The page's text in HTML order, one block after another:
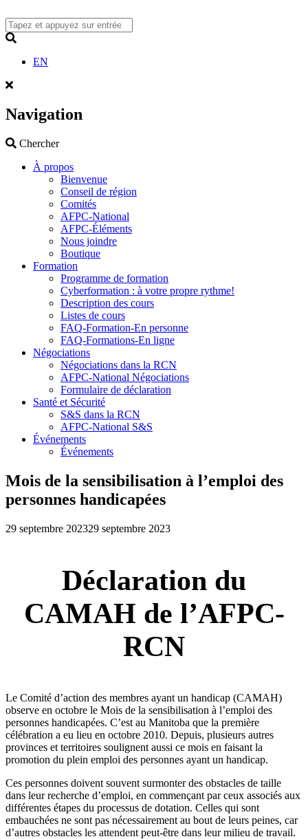
to
content
EN
Navigation
ChercherSearch
À propos
Bienvenue
Conseil de région
Comités
AFPC-National
AFPC-Éléments
Nous joindre
Boutique
Formation
Programme de formation
Cyberformation : à votre propre rythme!
Description des cours
Listes de cours
FAQ-Formation-En personne
FAQ-Formations-En ligne
Négociations
Négociations dans la RCN
AFPC-National Négociations
Formulaire de déclaration
Santé et Sécurité
S&S dans la RCN
AFPC-National S&S
Événements
Événements
Mois de la sensibilisation à l’emploi des
personnes handicapées
29 septembre 202329 septembre 2023
Déclaration du
CAMAH de l’AFPC-
RCN
Le Comité d’action des membres ayant un handicap (CAMAH)
observe en octobre le Mois de la sensibilisation à l’emploi des
personnes handicapées. C’est au Manitoba que la première
célébration a eu lieu en octobre 2010. Depuis, plusieurs autres
provinces et territoires soulignent aussi ce mois en faisant la
promotion du plein emploi des personnes ayant un handicap.
Ces personnes doivent souvent surmonter des obstacles de taille
dans leur recherche d’emploi, en commençant par ceux associés aux
différentes étapes du processus de dotation. Celles qui sont
embauchées ne sont pas nécessairement au bout de leurs peines, car
d’autres obstacles les attendent peut-être dans leur milieu de travail.